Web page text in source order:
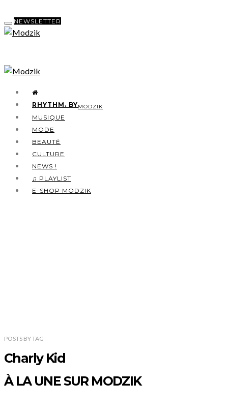
NEWSLETTER
RHYTHM. BYMODZIK
MUSIQUE
MODE
BEAUTÉ
CULTURE
NEWS !
♫ PLAYLIST
E-SHOP MODZIK
POSTS BYTAG
Charly Kid
À LA UNE SUR MODZIK